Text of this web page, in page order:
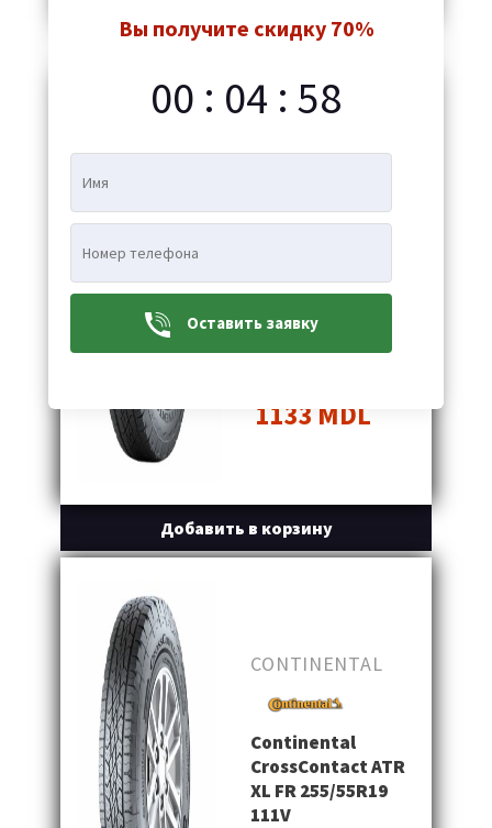
Добавить в корзину
CrossContact ATR
FR 215/80R15 112S
1133 MDL
Добавить в корзину
CONTINENTAL
Continental
CrossContact ATR
XL FR 255/55R19
111V
Вы получите скидку 70%
00 : 04 : 57
Оставить заявку